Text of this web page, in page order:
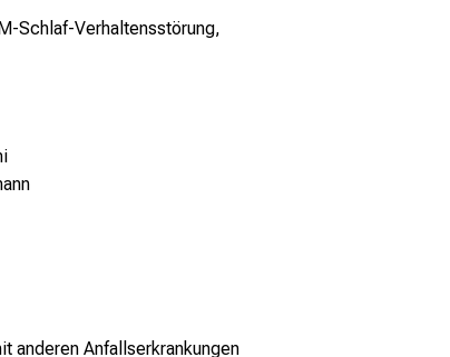
Schlaf-Verhaltensstörung,
anderen Anfallserkrankungen